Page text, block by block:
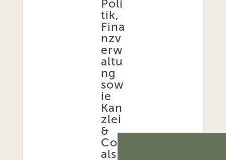
Poli
tik,
Fina
nzv
erw
altu
ng
sow
ie
Kan
zlei
&
Co.
als